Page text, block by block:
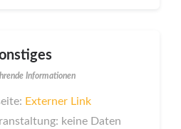
Informationen
Externer Link
keine Daten